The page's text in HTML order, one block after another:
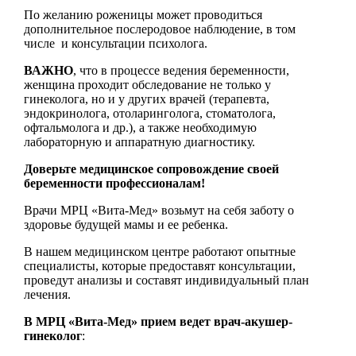
По желанию роженицы может проводиться
дополнительное послеродовое наблюдение, в том
числе и консультации психолога.
ВАЖНО, что в процессе ведения беременности,
женщина проходит обследование не только у
гинеколога, но и у других врачей (терапевта,
эндокринолога, отоларинголога, стоматолога,
офтальмолога и др.), а также необходимую
лабораторную и аппаратную диагностику.
Доверьте медицинское сопровождение своей
беременности профессионалам!
Врачи МРЦ «Вита-Мед» возьмут на себя заботу о
здоровье будущей мамы и ее ребенка.
В нашем медицинском центре работают опытные
специалисты, которые предоставят консультации,
проведут анализы и составят индивидуальный план
лечения.
В МРЦ «Вита-Мед» прием ведет врач-акушер-
гинеколог: